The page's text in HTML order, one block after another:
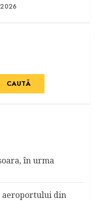
CAUTĂ
în urma
aeroportului din